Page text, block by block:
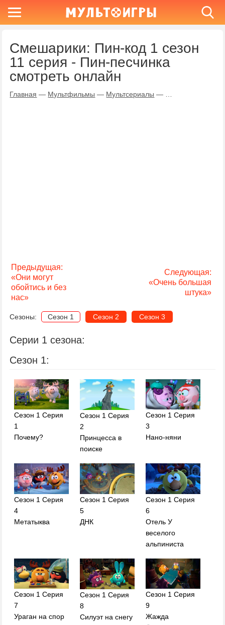
Смешарики: Пин-код 1 сезон
11 серия - Пин-песчинка
смотреть онлайн
Главная — Мультфильмы — Мультсериалы —
Предыдущая:
«Они могут
обойтись и без
нас»
Следующая:
«Очень большая
штука»
Сезоны: Сезон 1 Сезон 2 Сезон 3
Серии 1 сезона:
Сезон 1:
Сезон 1 Серия
1
Почему?
Сезон 1 Серия
2
Принцесса в
поиске
Сезон 1 Серия
3
Нано-няни
Сезон 1 Серия
4
Метатыква
Сезон 1 Серия
5
ДНК
Сезон 1 Серия
6
Отель У
веселого
альпиниста
Сезон 1 Серия
7
Ураган на спор
Сезон 1 Серия
8
Силуэт на снегу
Сезон 1 Серия
9
Жажда